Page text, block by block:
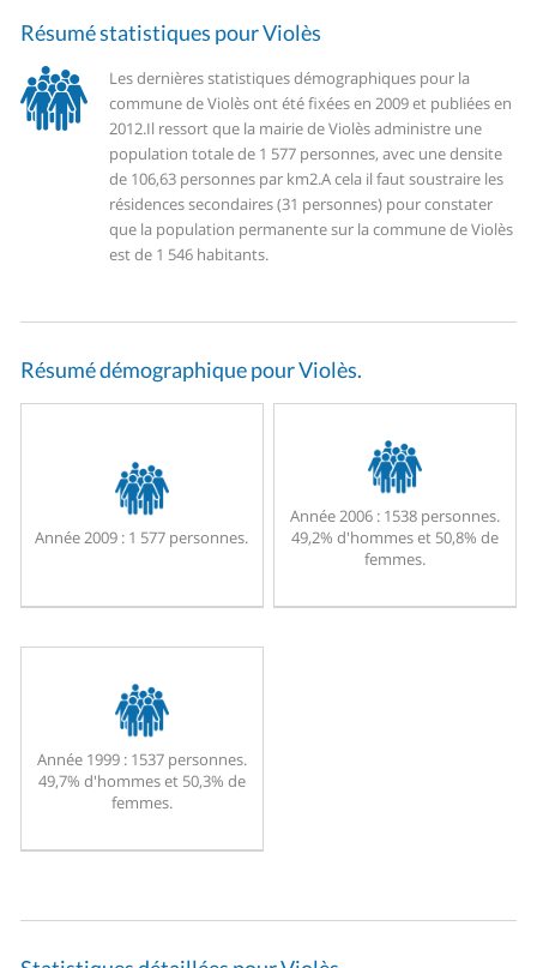
Résumé statistiques pour Violès
Les dernières statistiques démographiques pour la
commune de Violès ont été fixées en 2009 et publiées en
2012.Il ressort que la mairie de Violès administre une
population totale de 1 577 personnes, avec une densite
de 106,63 personnes par km2.A cela il faut soustraire les
résidences secondaires (31 personnes) pour constater
que la population permanente sur la commune de Violès
est de 1 546 habitants.
Résumé démographique pour Violès.
Année 2009 : 1 577 personnes.
Année 2006 :1538 personnes.
49,2% d'hommes et 50,8% de
femmes.
Année 1999 :1537 personnes.
49,7% d'hommes et 50,3% de
femmes.